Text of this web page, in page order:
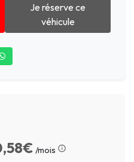
Je réserve ce
véhicule
/mois